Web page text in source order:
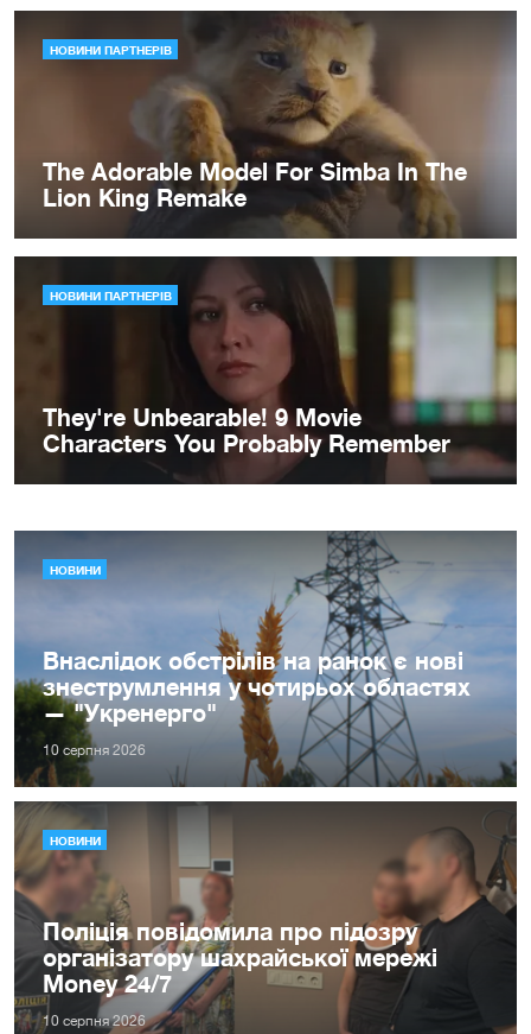
НОВИНИ
Внаслідок обстрілів на ранок є нові
знеструмлення у чотирьох областях
— "Укренерго"
10 серпня 2026
НОВИНИ
Поліція повідомила про підозру
організатору шахрайської мережі
Money 24/7
10 серпня 2026